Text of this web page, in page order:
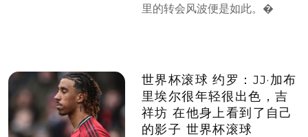
里的转会风波便是如此。�
世界杯滚球 约罗：JJ·加布
里埃尔很年轻很出色，吉
祥坊 在他身上看到了自己
的影子 世界杯滚球